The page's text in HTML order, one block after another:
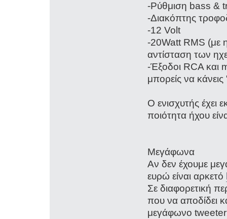
-Ρύθμιση bass &
-Διακόπτης
-12 Volt
-20Watt RMS (με
αντίσταση των
-Έξοδοι RCA και
μπορείς να
Ο ενισχυτής έχει
ποιότητα ήχου
Μεγάφωνα
Αν δεν έχουμε
ευρώ είναι αρκετό
Σε διαφορετική
που να αποδίδει
μεγάφωνο